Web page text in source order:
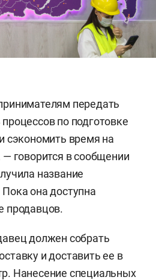
передать
по подготовке
сэкономить время на
— говорится в сообщении
название
она доступна
продавцов.
должен собрать
и доставить ее в
Нанесение специальных